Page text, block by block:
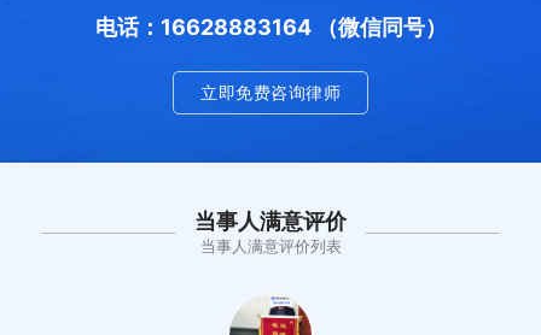
电话：16628883164 （微信同号）
立即免费咨询律师
当事人满意评价
当事人满意评价列表